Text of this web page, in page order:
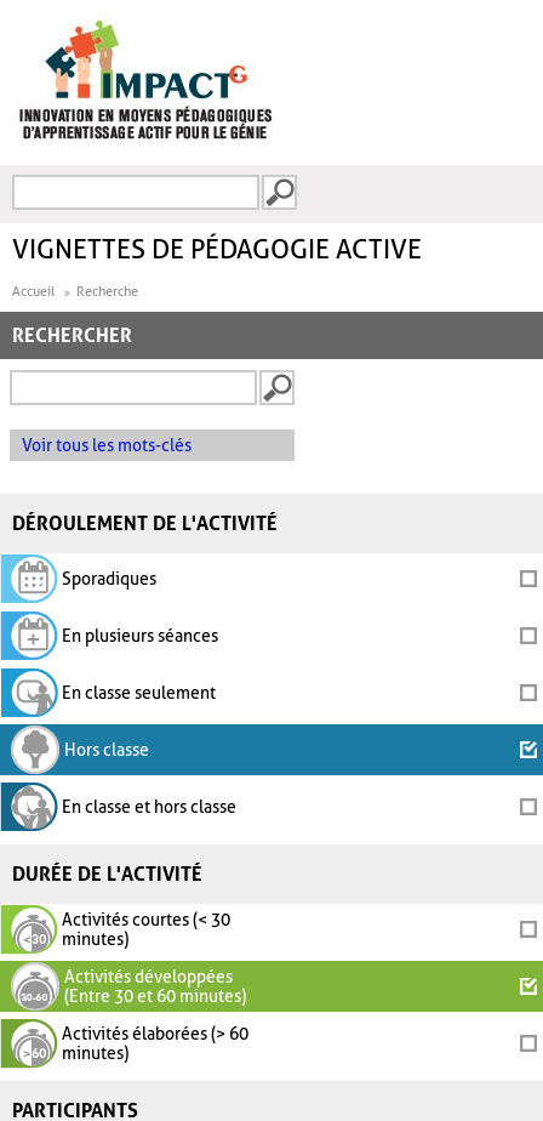
FORMULAIRE DE
VIGNETTES DE PÉDAGOGIE ACTIVE
Accueil Recherche
RECHERCHER
Voir tous les mots-clés
DÉROULEMENT DE L'ACTIVITÉ
Sporadiques
En plusieurs séances
En classe seulement
Hors classe
En classe et hors classe
DURÉE DE L'ACTIVITÉ
Activités courtes (< 30
minutes)
Activités développées
(Entre 30 et 60 minutes)
Activités élaborées (> 60
minutes)
PARTICIPANTS